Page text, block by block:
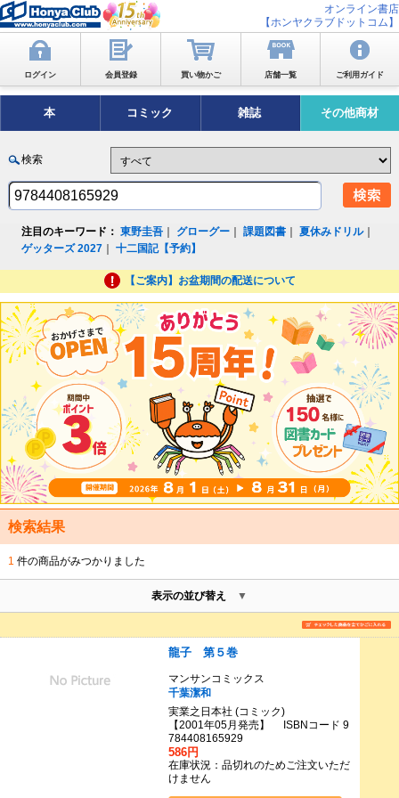
オンライン書店
【ホンヤクラブドットコム】
ログイン 会員登録 買い物かご 店舗一覧 ご利用ガイド
本 コミック 雑誌 その他商材
検索
注目のキーワード： 東野圭吾 グローグー ｜課題図書 ｜夏休みドリル｜
ゲッターズ 2027 ｜十二国記【予約】
【ご案内】お盆期間の配送について
検索結果
1 件の商品がみつかりました
表示の並び替え
龍子 第５巻
マンサンコミックス
千葉潔和
実業之日本社 (コミック)
【2001年05月発売】 ISBNコード 9
784408165929
586円
在庫状況：品切れのためご注文いただ
けません